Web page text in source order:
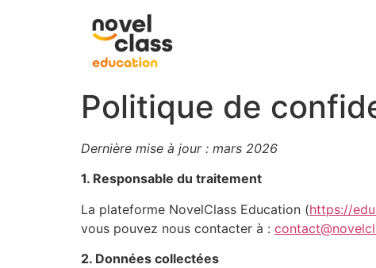
Politique de
Dernière mise à jour : mars 2026
1. Responsable du traitement
La plateforme NovelClass Education (https://
vous pouvez nous contacter à :
2. Données collectées